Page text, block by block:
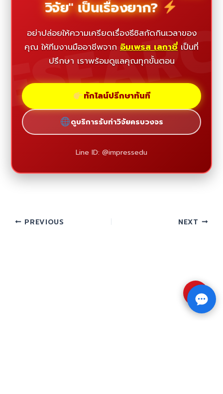
วิจัย" เป็นเรื่องยาก?
อย่าปล่อยให้ความเครียดเรื่องธีซิสกัดกินเวลาของ
คุณ ให้ทีมงานมืออาชีพจาก อิมเพรส เลกาซี่ เป็นที่
ปรึกษา เราพร้อมดูแลคุณทุกขั้นตอน
ทักไลน์ปรึกษาทันที
ดูบริการรับทำวิจัยครบวงจร
Line ID: @impressedu
PREVIOUS NEXT
⇧